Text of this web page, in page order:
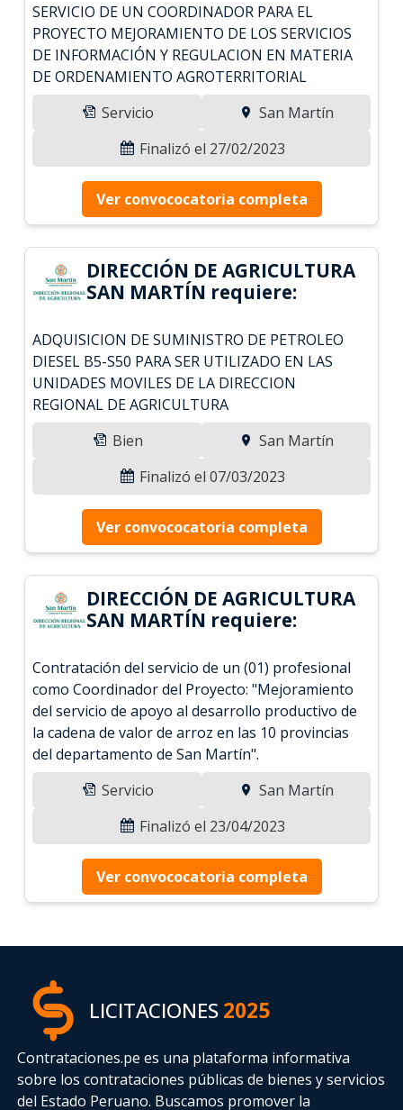
SERVICIO DE UN COORDINADOR PARA EL
PROYECTO MEJORAMIENTO DE LOS SERVICIOS
DE INFORMACIÓN Y REGULACION EN MATERIA
DE ORDENAMIENTO AGROTERRITORIAL
Servicio
San Martín
Finalizó el 27/02/2023
Ver convococatoria completa
DIRECCIÓN DE AGRICULTURA
SAN MARTÍN requiere:
ADQUISICION DE SUMINISTRO DE PETROLEO
DIESEL B5-S50 PARA SER UTILIZADO EN LAS
UNIDADES MOVILES DE LA DIRECCION
REGIONAL DE AGRICULTURA
Bien
San Martín
Finalizó el 07/03/2023
Ver convococatoria completa
DIRECCIÓN DE AGRICULTURA
SAN MARTÍN requiere:
Contratación del servicio de un (01) profesional
como Coordinador del Proyecto: "Mejoramiento
del servicio de apoyo al desarrollo productivo de
la cadena de valor de arroz en las 10 provincias
del departamento de San Martín".
Servicio
San Martín
Finalizó el 23/04/2023
Ver convococatoria completa
LICITACIONES2025
Contrataciones.pe es una plataforma informativa
sobre los contrataciones públicas de bienes y servicios
del Estado Peruano. Buscamos promover la